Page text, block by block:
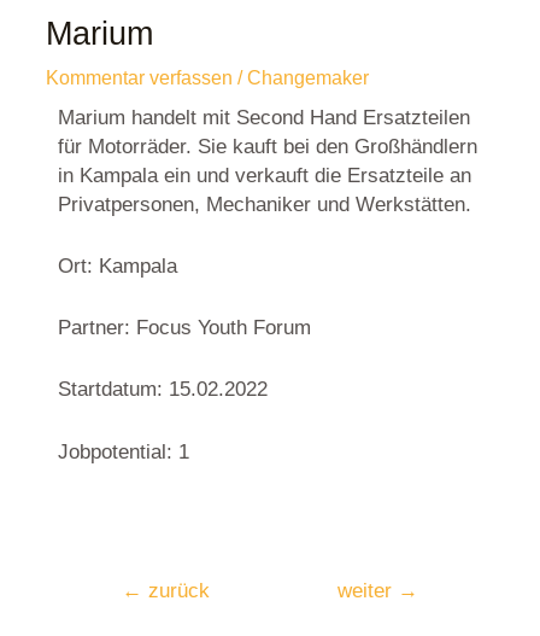
Marium
Kommentar verfassen /Changemaker
Marium handelt mit Second Hand Ersatzteilen
für Motorräder. Sie kauft bei den Großhändlern
in Kampala ein und verkauft die Ersatzteile an
Privatpersonen, Mechaniker und Werkstätten.
Ort: Kampala
Partner: Focus Youth Forum
Startdatum: 15.02.2022
Jobpotential: 1
← zurück weiter →